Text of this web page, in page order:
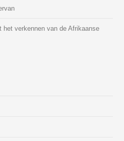
het verkennen van de Afrikaanse